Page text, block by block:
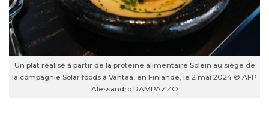
Un plat réalisé à partir de la protéine alimentaire Solein au siège de
la compagnie Solar foods à Vantaa, en Finlande, le 2 mai 2024 © AFP
Alessandro RAMPAZZO